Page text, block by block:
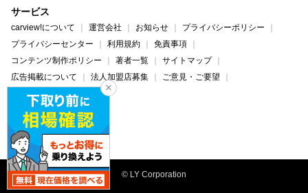
サービス
carview!について 運営会社 お知らせ
プライバシーポリシー
プライバシーセンター
利用規約
免責事項
コンテンツ制作ポリシー
著者一覧
サイトマップ
広告掲載について
法人加盟店募集
ご意見・ご要望
ヘルプ・お問い合わせ
carview! Yahoo! JAPAN
© LY Corporation